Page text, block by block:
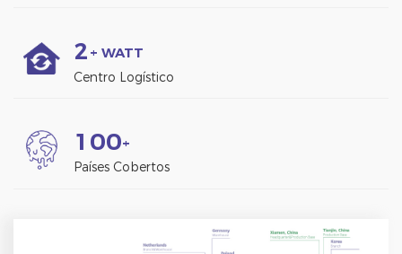
2 + WATT
Centro Logístico
1 00+
Países Cobertos